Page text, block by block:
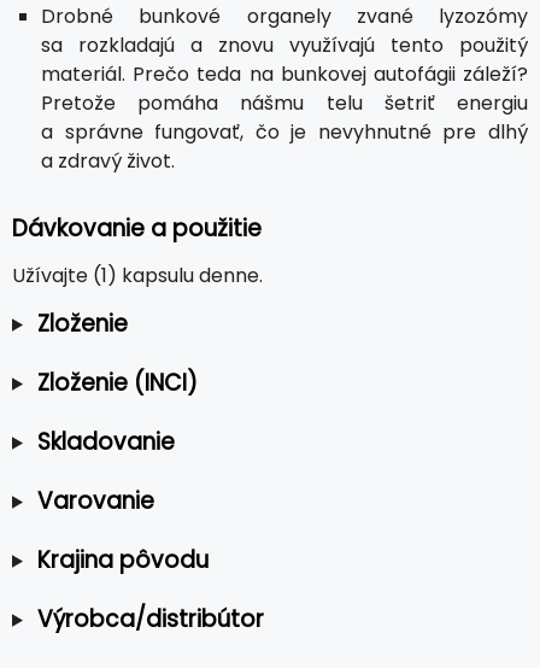
Drobné bunkové organely zvané lyzozómy
sa rozkladajú a znovu využívajú tento použitý
materiál. Prečo teda na bunkovej autofágii záleží?
Pretože pomáha nášmu telu šetriť energiu
a správne fungovať, čo je nevyhnutné pre dlhý
a zdravý život.
Dávkovanie a použitie
Užívajte (1) kapsulu denne.
Zloženie
Zloženie (INCI)
Skladovanie
Varovanie
Krajina pôvodu
Výrobca/distribútor